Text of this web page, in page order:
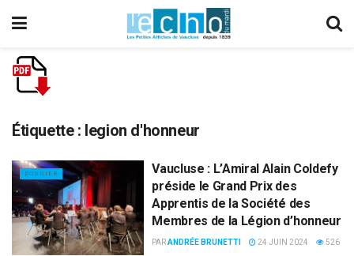
Étiquette : legion d'honneur
DOSSIER
Vaucluse : L’Amiral Alain Coldefy
préside le Grand Prix des
Apprentis de la Société des
Membres de la Légion d’honneur
PARANDRÉE BRUNETTI 24 JUIN 2024 526